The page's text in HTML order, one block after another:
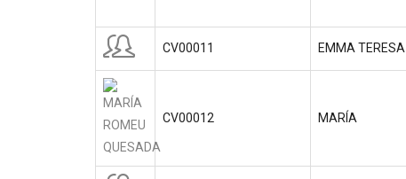
CV00011 EMMA TERESA
CV00012 MARÍA